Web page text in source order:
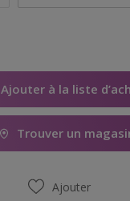
Ajouter à la liste
Trouver un
Ajouter